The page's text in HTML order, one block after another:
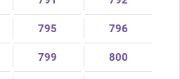
795 796
799 800